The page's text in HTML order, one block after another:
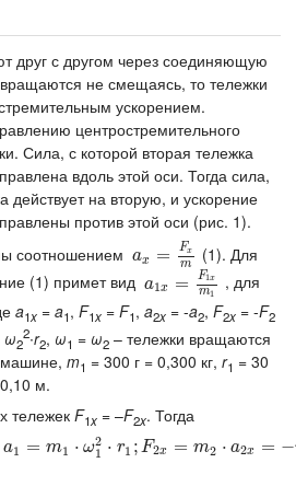
друг с другом через соединяющую
вращаются не смещаясь, то тележки
ускорением.
центростремительного
Сила, с которой вторая тележка
вдоль этой оси. Тогда сила,
действует на вторую, и ускорение
против этой оси (рис. 1).
соотношением ax = Fx
m
ax Fx m
(1). Для
(1) примет вид a1x = F1x
m1
a1x =F xm , для
a1x= a1, F1x= F1, a2x= -a2, F2x= -F2
ω2
2∙r2, ω1 = ω2 – тележки вращаются
m1 = 300 г = 0,300 кг, r1 = 30
м.
тележек F1x = –F2x. Тогда
a1 = m1 ⋅ ω2
1 ⋅ r1 ; F2x = m2 ⋅ a2x = −
ω1 2⋅r 1;F2 x =m2⋅ a2 x=−m 2⋅a 2=− m 2⋅ω 22⋅ r2